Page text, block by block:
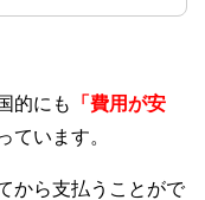
的にも
「費用が安
ています。
から支払うことがで